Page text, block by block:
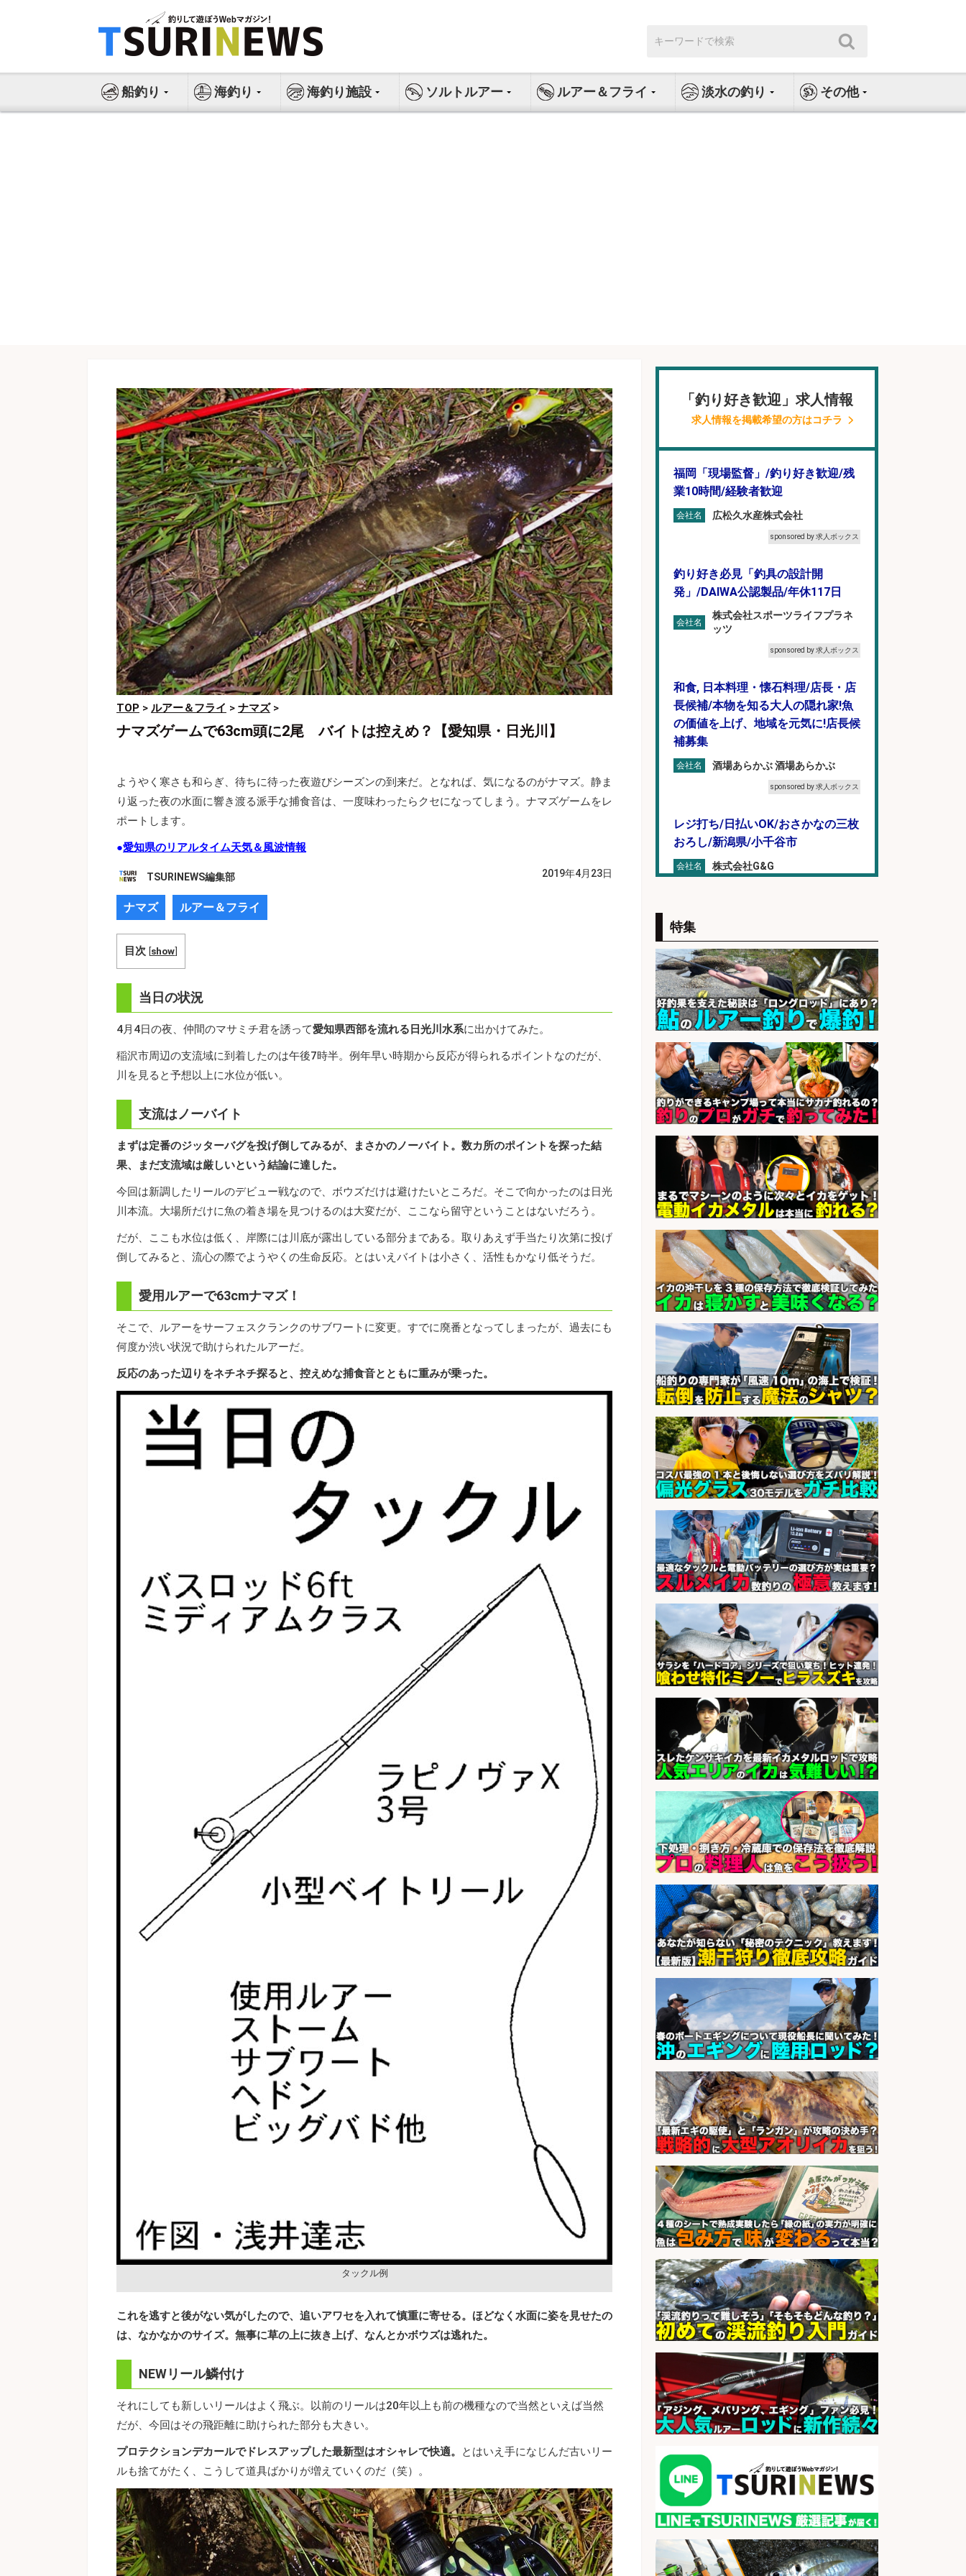
ス
索:
船釣り 海釣り 海釣り施設 ソルトルアー ルアー＆フライ 淡水の釣り その他
TOP > ルアー＆フライ > ナマズ>
ナマズゲームで63cm頭に2尾 バイトは控えめ？【愛知県・日光川】
ようやく寒さも和らぎ、待ちに待った夜遊びシーズンの到来だ。となれば、気になるのがナマズ。静ま
り返った夜の水面に響き渡る派手な捕食音は、一度味わったらクセになってしまう。ナマズゲームをレ
ポートします。
●愛知県のリアルタイム天気＆風波情報
TSURINEWS編集部 2019年4月23日
ナマズ ルアー＆フライ
目次 [show]
当日の状況
4月4日の夜、仲間のマサミチ君を誘って愛知県西部を流れる日光川水系に出かけてみた。
稲沢市周辺の支流域に到着したのは午後7時半。例年早い時期から反応が得られるポイントなのだが、
川を見ると予想以上に水位が低い。
支流はノーバイト
まずは定番のジッターバグを投げ倒してみるが、まさかのノーバイト。数カ所のポイントを探った結
果、まだ支流域は厳しいという結論に達した。
今回は新調したリールのデビュー戦なので、ボウズだけは避けたいところだ。そこで向かったのは日光
川本流。大場所だけに魚の着き場を見つけるのは大変だが、ここなら留守ということはないだろう。
だが、ここも水位は低く、岸際には川底が露出している部分まである。取りあえず手当たり次第に投げ
倒してみると、流心の際でようやくの生命反応。とはいえバイトは小さく、活性もかなり低そうだ。
愛用ルアーで63cmナマズ！
そこで、ルアーをサーフェスクランクのサブワートに変更。すでに廃番となってしまったが、過去にも
何度か渋い状況で助けられたルアーだ。
反応のあった辺りをネチネチ探ると、控えめな捕食音とともに重みが乗った。
タックル例
これを逃すと後がない気がしたので、追いアワセを入れて慎重に寄せる。ほどなく水面に姿を見せたの
は、なかなかのサイズ。無事に草の上に抜き上げ、なんとかボウズは逃れた。
NEWリール鱗付け
それにしても新しいリールはよく飛ぶ。以前のリールは20年以上も前の機種なので当然といえば当然
だが、今回はその飛距離に助けられた部分も大きい。
プロテクションデカールでドレスアップした最新型はオシャレで快適。
とはいえ手になじんだ古いリー
ルも捨てがたく、こうして道具ばかりが増えていくのだ（笑）。
「釣り好き歓迎」求人情報
求人情報を掲載希望の方はコチラ
福岡「現場監督」/釣り好き歓迎/残
業10時間/経験者歓迎
会社名 広松久水産株式会社
sponsored by 求人ボックス
釣り好き必見「釣具の設計開
発」/DAIWA公認製品/年休117日
会社名
株式会社スポーツライフプラネ
ッツ
sponsored by 求人ボックス
和食, 日本料理・懐石料理/店長・店
長候補/本物を知る大人の隠れ家!魚
の価値を上げ、地域を元気に!店長候
補募集
会社名 酒場あらかぶ 酒場あらかぶ
sponsored by 求人ボックス
レジ打ち/日払いOK/おさかなの三枚
おろし/新潟県/小千谷市
会社名 株式会社G&G
魚の「バイヤー」貴方の目利きでヒ
ットを生む、裁量バイヤー募集
会社名 株式会社コムライン
sponsored by 求人ボックス
精肉・青果・鮮魚販売/お魚のカッ
トや商品の陳列業務/時間選べる×未
経験歓迎×残業少なめ/鹿児島県/志
布志市
会社名 株式会社ホットスタッフ鹿児島
sponsored by 求人ボックス
コンビニ/広島県/調理なし・軽作業
スタート お魚のパック詰め 品出し/
週4日から勤務OK/希望休が取得で
きる
会社名 株式会社ホットスタッフ五日市
sponsored by 求人ボックス
日払いOKで即日収入/軽作業・物流
その他/「9月末までの短期」釣り具
のピッキング作業など/残業少なめ/
日勤&土日休み/未経験OK!
会社名
UTエージェント株式会社 関西第
二CU
営業事務/「大津市」釣り具メーカ
ーの物流事務・営業アシスタント/
小野駅から徒歩6分/「時給1,300
円」/大型連休あり×残業なし×土日
祝休み/滋賀県
会社名 株式会社ホットスタッフ滋賀
sponsored by 求人ボックス
和食, 日本料理・懐石料理/店長・店
長候補/旬と手作りにこだわる!さか
なの価値を上げ、地域を元気に!店長
候補募集
会社名 博多 華吉 博多 華吉
sponsored by 求人ボックス
さらに求人情報を見る
特集